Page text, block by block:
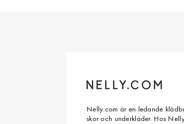
Nelly.com är en ledande
skor och underkläder. Hos